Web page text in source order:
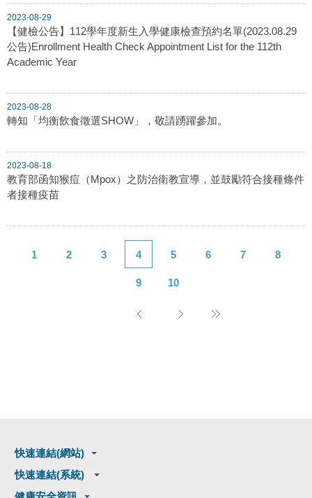
2023-08-29
【健檢公告】112學年度新生入學健康檢查預約名單(2023.08.29
公告)Enrollment Health Check Appointment List for the 112th
Academic Year
2023-08-28
轉知「均衡飲食徵選SHOW」，敬請踴躍參加。
2023-08-18
教育部函知猴痘（Mpox）之防治衛教宣導，並鼓勵符合接種條件
者接種疫苗
1 2 3 4 5 6 7 8
9 10
快速連結(網站)
快速連結(系統)